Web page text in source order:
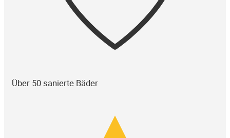
Über 50 sanierte Bäder